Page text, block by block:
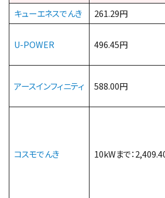
キューエネスでんき
261.29円
U-POWER 496.45円
アースインフィニティ 588.00円
コスモでんき 10kWまで：